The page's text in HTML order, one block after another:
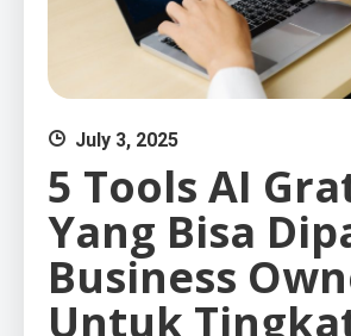
July 3, 2025
5 Tools AI
Yang Bisa
Business
Untuk